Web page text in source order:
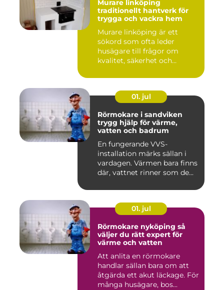
Murare linköping
traditionellt hantverk för
trygga och vackra hem
Murare linköping är ett
sökord som ofta leder
husägare till frågor om
kvalitet, säkerhet och
01. jul
Rörmokare i sandviken
trygg hjälp för värme,
vatten och badrum
En fungerande VVS-
installation märks sällan i
vardagen. Värmen bara finns
där, vattnet rinner som de...
01. jul
Rörmokare nyköping så
väljer du rätt expert för
värme och vatten
Att anlita en rörmokare
handlar sällan bara om att
åtgärda ett akut läckage. För
många husägare, bos...